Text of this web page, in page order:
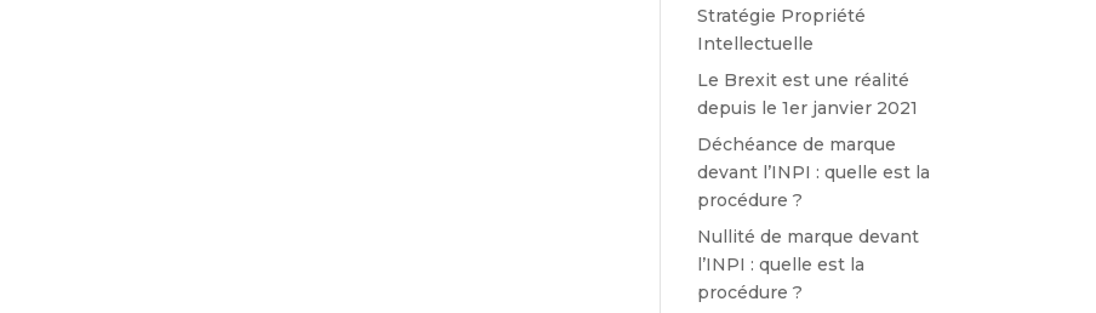
Stratégie Propriété
Intellectuelle
Le Brexit est une réalité
depuis le 1er janvier 2021
Déchéance de marque
devant l’INPI : quelle est la
procédure ?
Nullité de marque devant
l’INPI : quelle est la
procédure ?